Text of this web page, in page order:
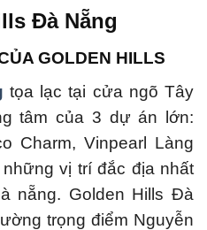
Đà Nẵng
GOLDEN HILLS
tọa lạc tại cửa ngõ Tây
tâm của 3 dự án lớn:
Charm, Vinpearl Làng
vị trí đắc địa nhất
nẵng. Golden Hills Đà
trọng điểm Nguyễn